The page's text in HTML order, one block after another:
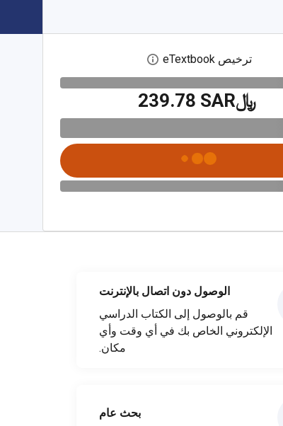
ترخيص eTextbook افتح مربع حوار الترخيص
﷼‎239.78 SAR
الوصول دون اتصال بالإنترنت
قم بالوصول إلى الكتاب الدراسي
الإلكتروني الخاص بك في أي وقت وأي
مكان.
بحث عام